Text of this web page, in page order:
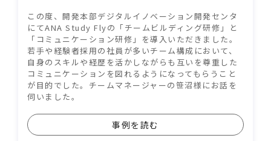
この度、開発本部デジタルイノベーション開発センタ
にてANA Study Flyの「チームビルディング研修」と
「コミュニケーション研修」を導入いただきました。
若手や経験者採用の社員が多いチーム構成において、
自身のスキルや経歴を活かしながらも互いを尊重した
コミュニケーションを図れるようになってもらうこと
が目的でした。チームマネージャーの笹沼様にお話を
伺いました。
事例を読む